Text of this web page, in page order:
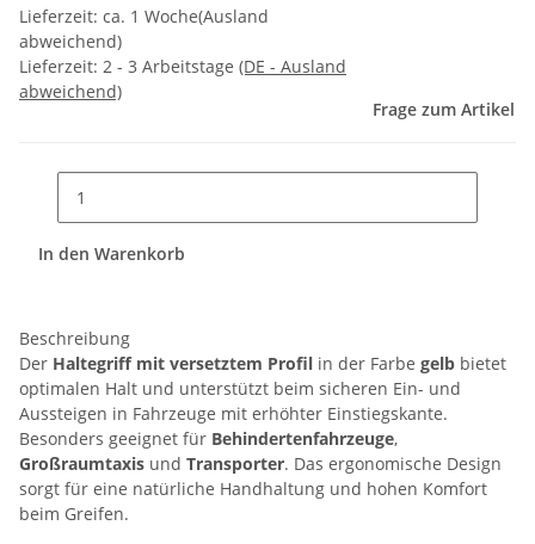
Lieferzeit: ca. 1 Woche(Ausland
abweichend)
Lieferzeit: 2 - 3 Arbeitstage (DE - Ausland
abweichend)
Frage zum Artikel
In den Warenkorb
Beschreibung
Der Haltegriff mit versetztem Profil in der Farbe gelb bietet
optimalen Halt und unterstützt beim sicheren Ein- und
Aussteigen in Fahrzeuge mit erhöhter Einstiegskante.
Besonders geeignet für Behindertenfahrzeuge,
Großraumtaxis und Transporter. Das ergonomische Design
sorgt für eine natürliche Handhaltung und hohen Komfort
beim Greifen.